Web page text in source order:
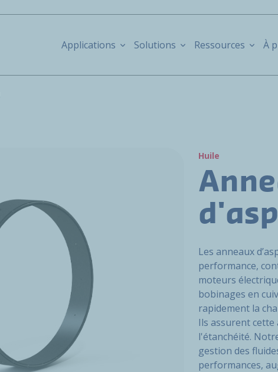
Applications Solutions Ressources À
Huile
Les anneaux
performance,
moteurs
bobinages en
rapidement la
Ils assurent
l'étanchéité.
gestion des
performances,